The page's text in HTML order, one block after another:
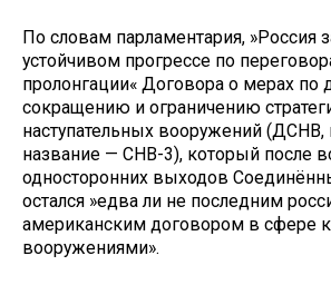
По словам парламентария, »Россия
устойчивом прогрессе по
пролонгации« Договора о мерах по
сокращению и ограничению
наступательных вооружений
название — СНВ-3), который после
односторонних выходов
остался »едва ли не последним
американским договором в сфере
вооружениями».